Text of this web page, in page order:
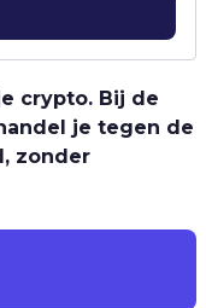
crypto. Bij de
je tegen de
zonder